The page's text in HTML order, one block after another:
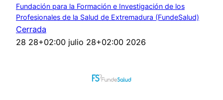
Fundación para la Formación e Investigación de los
Profesionales de la Salud de Extremadura (FundeSalud)
Cerrada
28 28+02:00 julio 28+02:00 2026